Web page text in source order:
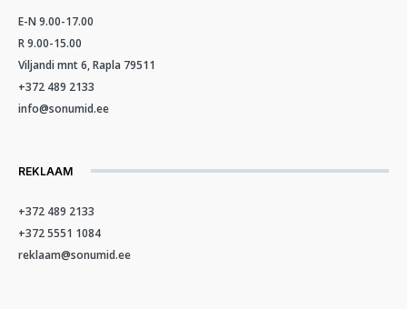
E-N 9.00-17.00
R 9.00-15.00
Viljandi mnt 6, Rapla 79511
+372 489 2133
info@sonumid.ee
REKLAAM
+372 489 2133
+372 5551 1084
reklaam@sonumid.ee